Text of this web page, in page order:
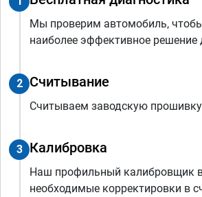
Мы проверим автомобиль,
наиболее эффективное решение
2 Считывание
Считываем заводскую прошивку
3 Калибровка
Наш профильный калибровщик
необходимые корректировки в